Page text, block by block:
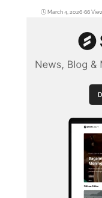
March 4, 2026•66